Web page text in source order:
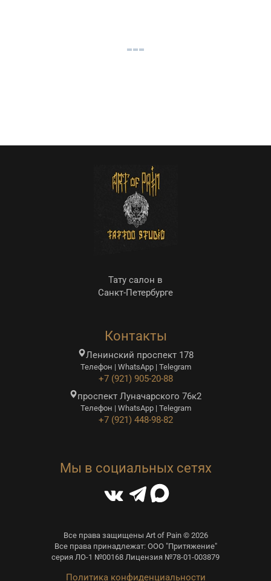
Тату салон в
Санкт-Петербурге
Контакты
Ленинский проспект 178
Телефон | WhatsApp | Telegram
+7 (921) 905-20-88
проспект Луначарского 76к2
Телефон | WhatsApp | Telegram
+7 (921) 448-98-82
Мы в социальных сетях
Все права защищены Art of Pain © 2026
Все права принадлежат: ООО "Притяжение"
серия ЛО-1 №00168 Лицензия №78-01-003879
Политика конфиденциальности